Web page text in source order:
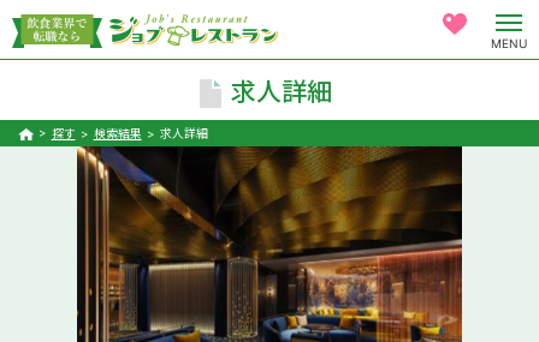
MENU
求人詳細
探す 検索結果 求人詳細